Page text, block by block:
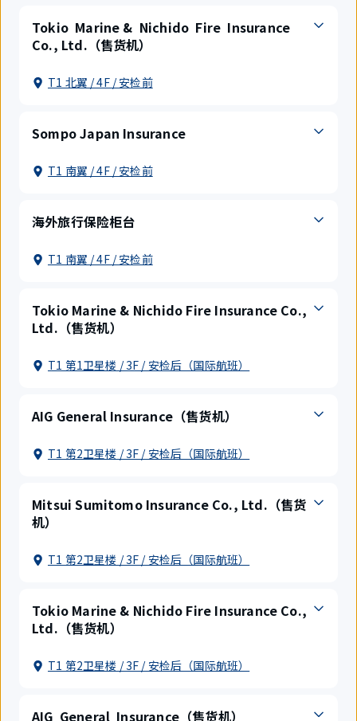
Tokio Marine & Nichido Fire Insurance
Co., Ltd.（售货机）
T1 北翼 / 4F / 安检前
Sompo Japan Insurance
T1 南翼 / 4F / 安检前
海外旅行保险柜台
T1 南翼 / 4F / 安检前
Tokio Marine & Nichido Fire Insurance Co.,
Ltd.（售货机）
T1 第1卫星楼 / 3F / 安检后（国际航班）
AIG General Insurance（售货机）
T1 第2卫星楼 / 3F / 安检后（国际航班）
Mitsui Sumitomo Insurance Co., Ltd.（售货
机）
T1 第2卫星楼 / 3F / 安检后（国际航班）
Tokio Marine & Nichido Fire Insurance Co.,
Ltd.（售货机）
T1 第2卫星楼 / 3F / 安检后（国际航班）
AIG General Insurance（售货机）